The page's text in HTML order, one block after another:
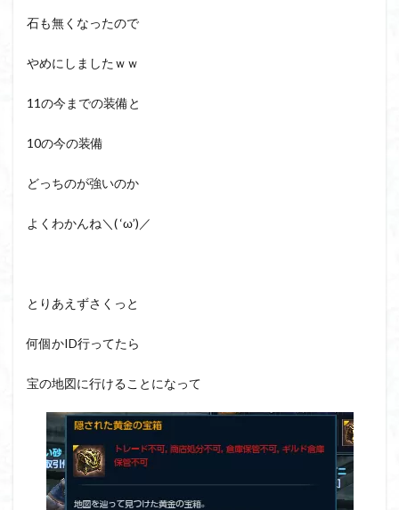
石も無くなったので
やめにしましたｗｗ
11の今までの装備と
10の今の装備
どっちのが強いのか
よくわかんね＼( ‘ω’)／
とりあえずさくっと
何個かID行ってたら
宝の地図に行けることになって